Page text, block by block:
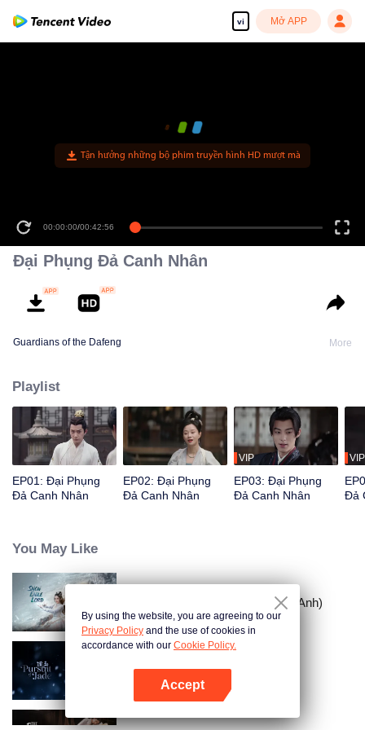
vi Mở APP
Tận hưởng những bộ phim truyền hình HD mượt mà
00:00:00/00:42:56
Đại Phụng Đả Canh Nhân
Guardians of the Dafeng More
Playlist
EP01: Đại Phụng
Đả Canh Nhân
EP02: Đại Phụng
Đả Canh Nhân
VIP
EP03: Đại Phụng
Đả Canh Nhân
VIP
Đả
You May Like
Tuyết Ưng Lĩnh Chủ (Bản Tiếng Anh)
Trục Ngọc (Bản Tiếng Anh)
By using the website, you are agreeing to our
Privacy Policy and the use of cookies in
accordance with our Cookie Policy.
Accept